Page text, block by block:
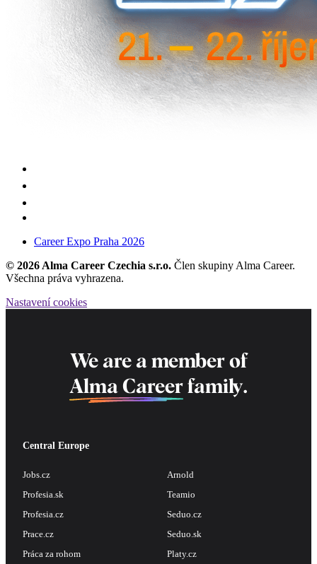
Career Expo Praha 2026
© 2026 Alma Career Czechia s.r.o. Člen skupiny Alma Career.
Všechna práva vyhrazena.
Nastavení cookies
We are a member of
Alma Career family.
Central Europe
Jobs.cz
Profesia.sk
Profesia.cz
Prace.cz
Práca za rohom
Arnold
Teamio
Seduo.cz
Seduo.sk
Platy.cz